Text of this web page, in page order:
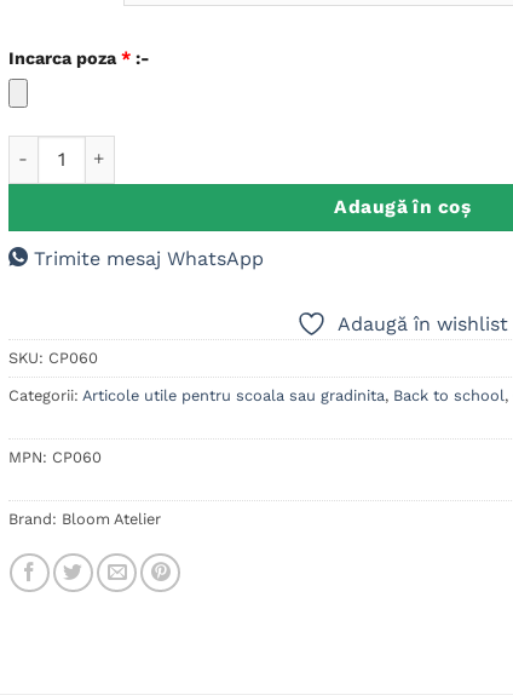
Incarca poza *:-
Adaugă în coș
Trimite mesaj WhatsApp
Adaugă în wishlist
SKU: CP060
Categorii: Articole utile pentru scoala sau gradinita, Back to school,
MPN: CP060
Brand: Bloom Atelier